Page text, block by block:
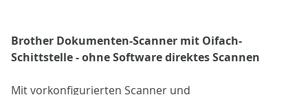
Brother Dokumenten-Scanner mit Oifach-
Schittstelle - ohne Software direktes Scannen
Mit vorkonfigurierten Scanner und